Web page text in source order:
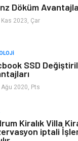
Genel
Spor
Döküm
2023, Çar
SSD
2020, Pts
Kiralık Villa
iptali